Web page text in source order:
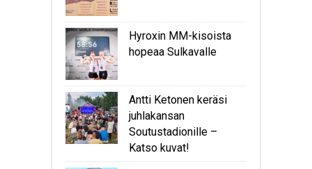
Hyroxin MM-kisoista
hopeaa Sulkavalle
Antti Ketonen keräsi
juhlakansan
Soutustadionille –
Katso kuvat!